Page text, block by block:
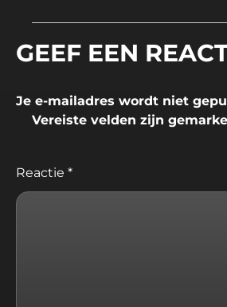
GEEF EEN
Je e-mailadres wordt niet
Vereiste velden zijn
Reactie *